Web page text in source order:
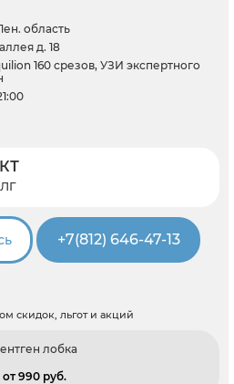
область
д. 18
160 срезов, УЗИ экспертного
+7(812) 646-47-13
скидок, льгот и акций
лобка
от 990 pуб.